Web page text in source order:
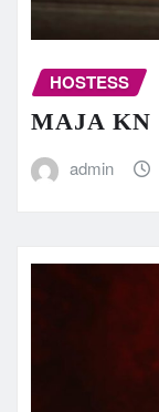
HOSTESS
MAJA KN
admin